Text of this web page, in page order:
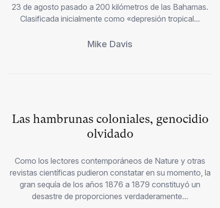
23 de agosto pasado a 200 kilómetros de las Bahamas.
Clasificada inicialmente como «depresión tropical...
Mike Davis
Las hambrunas coloniales, genocidio
olvidado
Como los lectores contemporáneos de Nature y otras
revistas científicas pudieron constatar en su momento, la
gran sequía de los años 1876 a 1879 constituyó un
desastre de proporciones verdaderamente...